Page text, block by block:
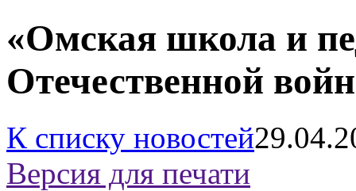
«Омская школа и
Отечественной
К списку новостей
Версия для печати